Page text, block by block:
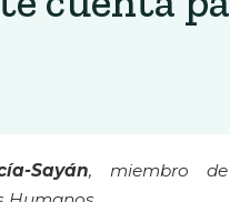
Sayán, miembro